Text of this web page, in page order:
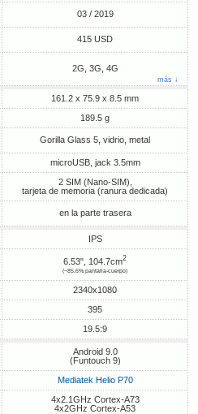
03 / 2019
415 USD
2G, 3G, 4G
más ↓
161.2 x 75.9 x 8.5 mm
189.5 g
Gorilla Glass 5, vidrio, metal
microUSB, jack 3.5mm
2 SIM (Nano-SIM),
tarjeta de memoria (ranura dedicada)
en la parte trasera
IPS
6.53", 104.7cm2
(~85.6% pantalla-cuerpo)
2340x1080
395
19.5:9
Android 9.0
(Funtouch 9)
Mediatek Helio P70
4x2.1GHz Cortex-A73
4x2GHz Cortex-A53